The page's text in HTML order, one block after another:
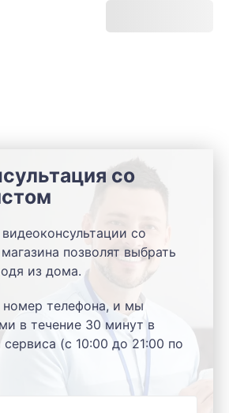
со
со
позволят выбрать
из дома.
номер телефона, и мы
в течение 30 минут в
(с 10:00 до 21:00 по